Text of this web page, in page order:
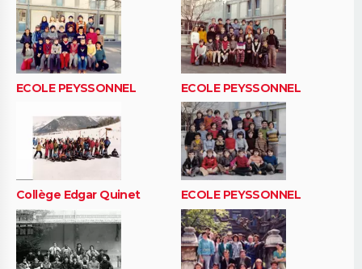
ECOLE PEYSSONNEL ECOLE PEYSSONNEL
Collège Edgar Quinet ECOLE PEYSSONNEL